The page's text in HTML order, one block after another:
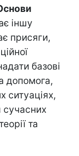
іншу
присяги,
базові
допомога,
ситуаціях,
сучасних
та